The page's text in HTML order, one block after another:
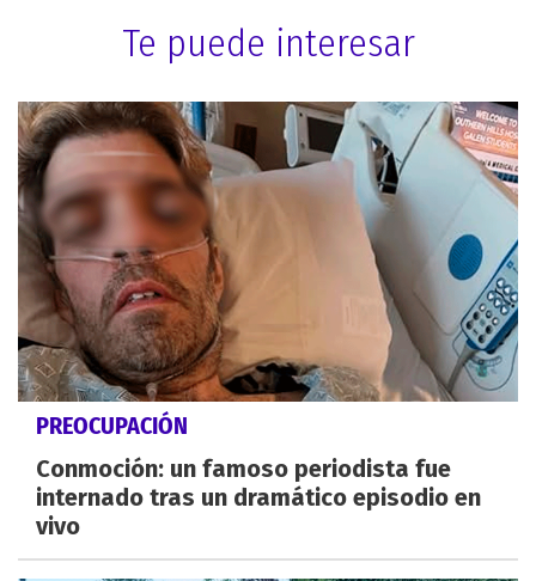
Te puede interesar
PREOCUPACIÓN
Conmoción: un famoso periodista fue
internado tras un dramático episodio en
vivo